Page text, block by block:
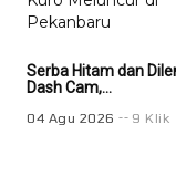
Serba Hitam dan
Dash Cam,...
04 Agu 2026 9 Klik